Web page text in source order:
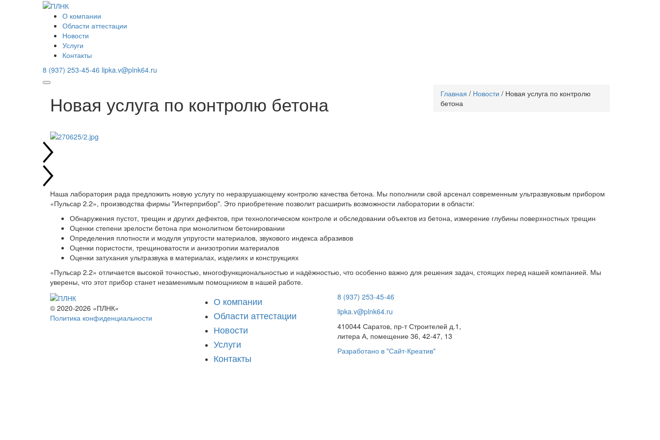
О компании
Области аттестации
Новости
Услуги
Контакты
8 (937) 253-45-46 lipka.v@plnk64.ru
Новая услуга по контролю бетона Главная / Новости / Новая услуга по контролю
бетона
Наша лаборатория рада предложить новую услугу по неразрушающему контролю качества бетона. Мы пополнили свой арсенал современным ультразвуковым прибором
«Пульсар 2.2», производства фирмы "Интерприбор". Это приобретение позволит расширить возможности лаборатории в области:
Обнаружения пустот, трещин и других дефектов, при технологическом контроле и обследовании объектов из бетона, измерение глубины поверхностных трещин
Оценки степени зрелости бетона при монолитном бетонировании
Определения плотности и модуля упругости материалов, звукового индекса абразивов
Оценки пористости, трещиноватости и анизотропии материалов
Оценки затухания ультразвука в материалах, изделиях и конструкциях
«Пульсар 2.2» отличается высокой точностью, многофункциональностью и надёжностью, что особенно важно для решения задач, стоящих перед нашей компанией. Мы
уверены, что этот прибор станет незаменимым помощником в нашей работе.
© 2020-2026 «ПЛНК»
Политика конфиденциальности
О компании
Области аттестации
Новости
Услуги
Контакты
8 (937) 253-45-46
lipka.v@plnk64.ru
410044 Саратов, пр-т Строителей д.1,
литера А, помещение 36, 42-47, 13
Разработано в "Сайт-Креатив"